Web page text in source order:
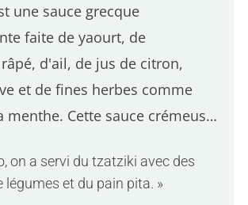
une sauce grecque
faite de yaourt, de
d'ail, de jus de citron,
et de fines herbes comme
menthe. Cette sauce crémeuse
comme les gyros, les
du pain pita. Non
on a servi du tzatziki avec des
légumes et du pain pita. »